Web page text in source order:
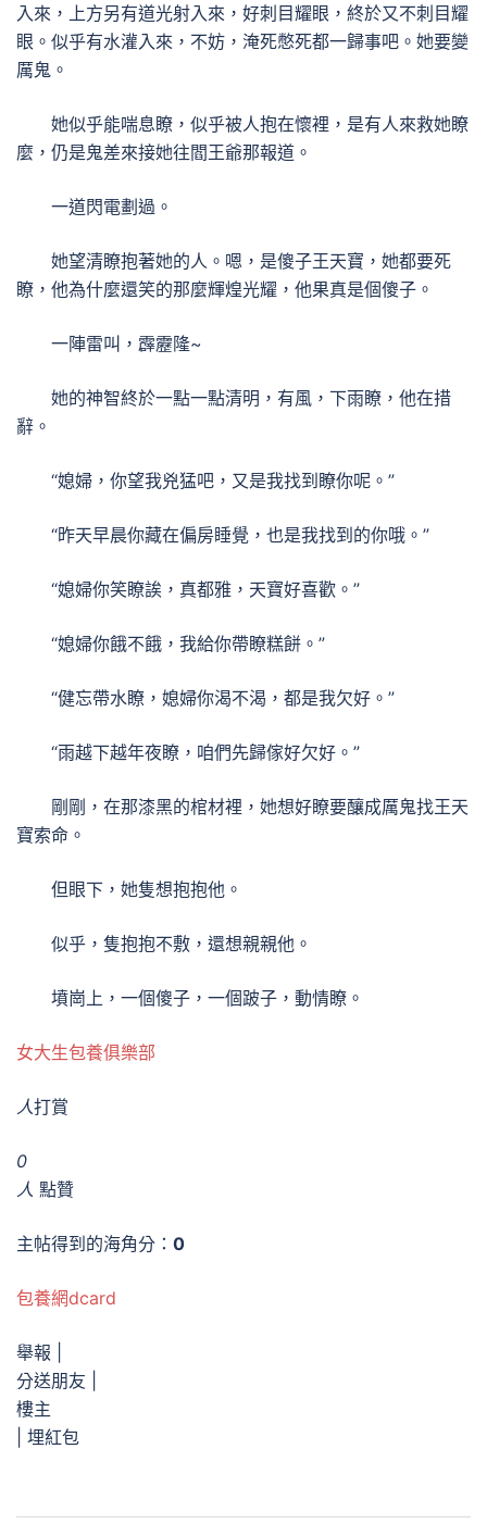
入來，上方另有道光射入來，好刺目耀眼，終於又不刺目耀
眼。似乎有水灌入來，不妨，淹死憋死都一歸事吧。她要變
厲鬼。
她似乎能喘息瞭，似乎被人抱在懷裡，是有人來救她瞭
麼，仍是鬼差來接她往閻王爺那報道。
一道閃電劃過。
她望清瞭抱著她的人。嗯，是傻子王天寶，她都要死
瞭，他為什麼還笑的那麼輝煌光耀，他果真是個傻子。
一陣雷叫，霹靂隆~
她的神智終於一點一點清明，有風，下雨瞭，他在措
辭。
“媳婦，你望我兇猛吧，又是我找到瞭你呢。”
“昨天早晨你藏在偏房睡覺，也是我找到的你哦。”
“媳婦你笑瞭誒，真都雅，天寶好喜歡。”
“媳婦你餓不餓，我給你帶瞭糕餅。”
“健忘帶水瞭，媳婦你渴不渴，都是我欠好。”
“雨越下越年夜瞭，咱們先歸傢好欠好。”
剛剛，在那漆黑的棺材裡，她想好瞭要釀成厲鬼找王天
寶索命。
但眼下，她隻想抱抱他。
似乎，隻抱抱不敷，還想親親他。
墳崗上，一個傻子，一個跛子，動情瞭。
女大生包養俱樂部
人打賞
0
人 點贊
主帖得到的海角分： 0
包養網dcard
舉報 |
分送朋友 |
樓主
埋紅包